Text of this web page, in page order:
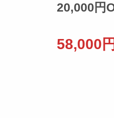
20,000円
58,000